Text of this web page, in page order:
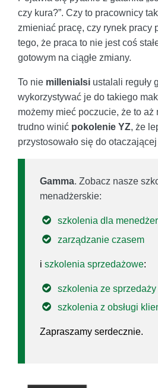
czy kura?”. Czy to pracownicy
zmieniać pracę, czy rynek pracy
tego, że praca to nie jest coś
gotowym na ciągłe zmiany.
To nie millenialsi ustalali reguły
wykorzystywać je do takiego
możemy mieć poczucie, że to aż
trudno winić pokolenie YZ, że
przystosowało się do
Gamma. Zobacz nasze
menadżerskie:
szkolenia dla
zarządzanie czasem
i szkolenia sprzedażowe:
szkolenia ze sprzedaży
szkolenia z obsługi
Zapraszamy serdecznie.